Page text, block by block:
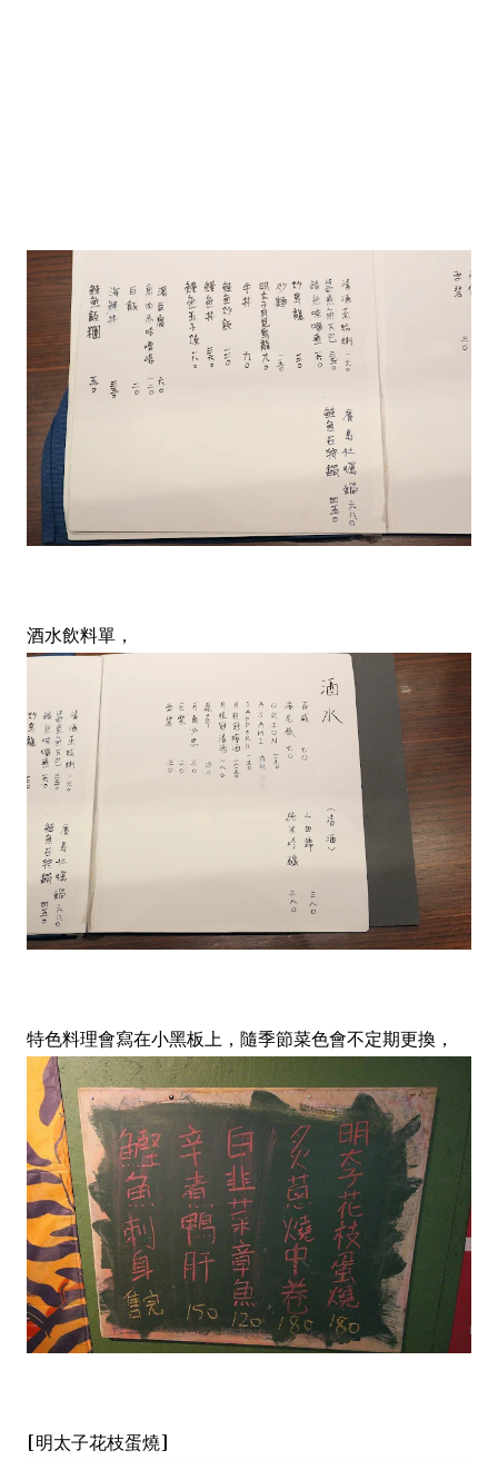
酒水飲料單，
特色料理會寫在小黑板上，隨季節菜色會不定期更換，
[明太子花枝蛋燒]